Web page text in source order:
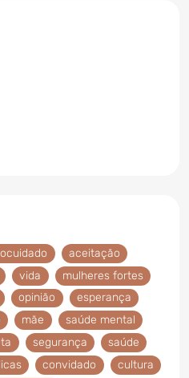
aceitação
vida
mulheres fortes
opinião
esperança
mãe
saúde mental
segurança
saúde
convidado
cultura